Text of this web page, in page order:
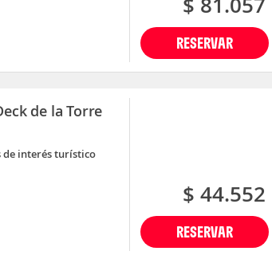
RESERVAR
de la Torre
de interés turístico
RESERVAR
$ 44.552